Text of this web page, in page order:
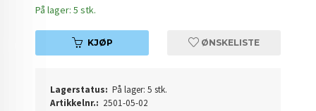
På lager: 5 stk.
KJØP ØNSKELISTE
Lagerstatus: På lager: 5 stk.
Artikkelnr.: 2501-05-02